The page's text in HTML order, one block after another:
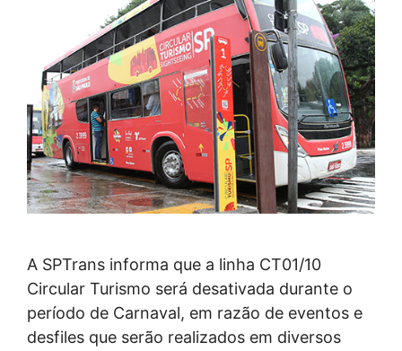
A SPTrans informa que a linha CT01/10
Circular Turismo será desativada durante o
período de Carnaval, em razão de eventos e
desfiles que serão realizados em diversos